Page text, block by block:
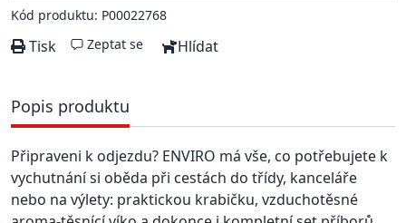
Kód produktu: P00022768
Tisk Zeptat se Hlídat
Popis produktu
Připraveni k odjezdu? ENVIRO má vše, co potřebujete k
vychutnání si oběda při cestách do třídy, kanceláře
nebo na výlety: praktickou krabičku, vzduchotěsné